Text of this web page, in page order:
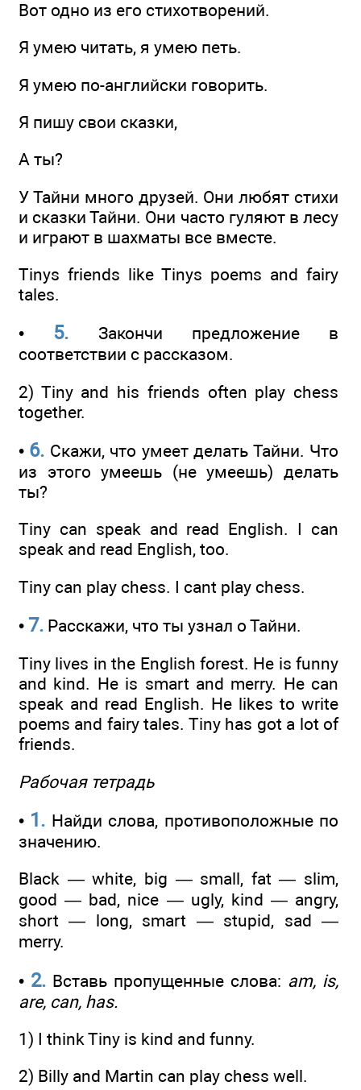
Вот одно из его стихотворений.
Я умею читать, я умею петь.
Я умею по-английски говорить.
Я пишу свои сказки,
А ты?
У Тайни много друзей. Они любят стихи
и сказки Тайни. Они часто гуляют в лесу
и играют в шахматы все вместе.
Tinys friends like Tinys poems and fairy
tales.
• 5. Закончи предложение в
соответствии с рассказом.
2) Tiny and his friends often play chess
together.
• 6. Скажи, что умеет делать Тайни. Что
из этого умеешь (не умеешь) делать
ты?
Tiny can speak and read English. I can
speak and read English, too.
Tiny can play chess. I cant play chess.
• 7. Расскажи, что ты узнал о Тайни.
Tiny lives in the English forest. He is funny
and kind. He is smart and merry. He can
speak and read English. He likes to write
poems and fairy tales. Tiny has got a lot of
friends.
Рабочая тетрадь
• 1. Найди слова, противоположные по
значению.
Black — white, big — small, fat — slim,
good — bad, nice — ugly, kind — angry,
short — long, smart — stupid, sad —
merry.
• 2. Вставь пропущенные слова: am, is,
are, can, has.
1) I think Tiny is kind and funny.
2) Billy and Martin can play chess well.